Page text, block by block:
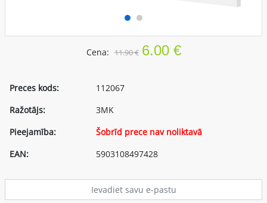
Cena: 11.90 € 6.00 €
Preces kods:
112067
Ražotājs:
3MK
Pieejamība:
Šobrīd prece nav noliktavā
EAN:
5903108497428